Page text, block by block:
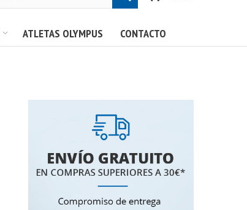
ATLETAS OLYMPUS CONTACTO